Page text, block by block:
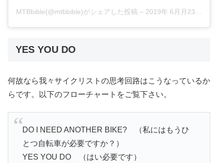
MTBbible(@mtbbible)がシェアした投稿 – 2019年 6月月23日午後12時22分PDT
YES YOU DO
何故なら我々サイクリストの思考回路はこうなっているか
らです。以下のフローチャートをご覧下さい。
DO I NEED ANOTHER BIKE? （私にはもうひ
とつ自転車が必要ですか？）
YES YOU DO （はい必要です）